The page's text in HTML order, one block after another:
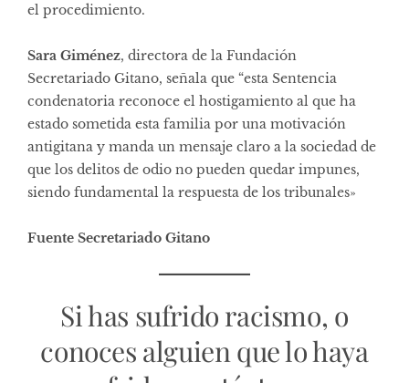
el procedimiento.
Sara Giménez, directora de la Fundación
Secretariado Gitano, señala que “esta Sentencia
condenatoria reconoce el hostigamiento al que ha
estado sometida esta familia por una motivación
antigitana y manda un mensaje claro a la sociedad de
que los delitos de odio no pueden quedar impunes,
siendo fundamental la respuesta de los tribunales»
Fuente Secretariado Gitano
Si has sufrido racismo, o
conoces alguien que lo haya